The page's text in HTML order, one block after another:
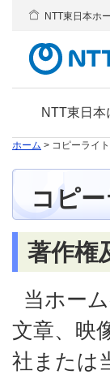
NTT東日本
NTT東日本ホ
ホーム > コピーライト
コピ
著作権
当ホー
文章、映
社または